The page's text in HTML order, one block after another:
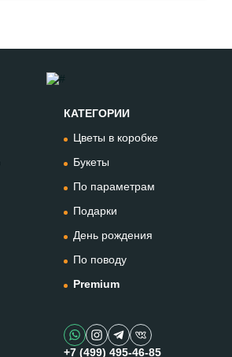
КАТЕГОРИИ
Цветы в коробке
Букеты
По параметрам
Подарки
День рождения
По поводу
Premium
+7 (499) 495-46-85
Позвонить
+74994954685
WhatsApp
+79912981236
@omflowersbot